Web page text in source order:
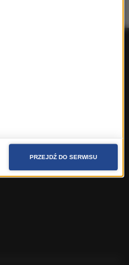
PRZEJDŹ DO SERWISU